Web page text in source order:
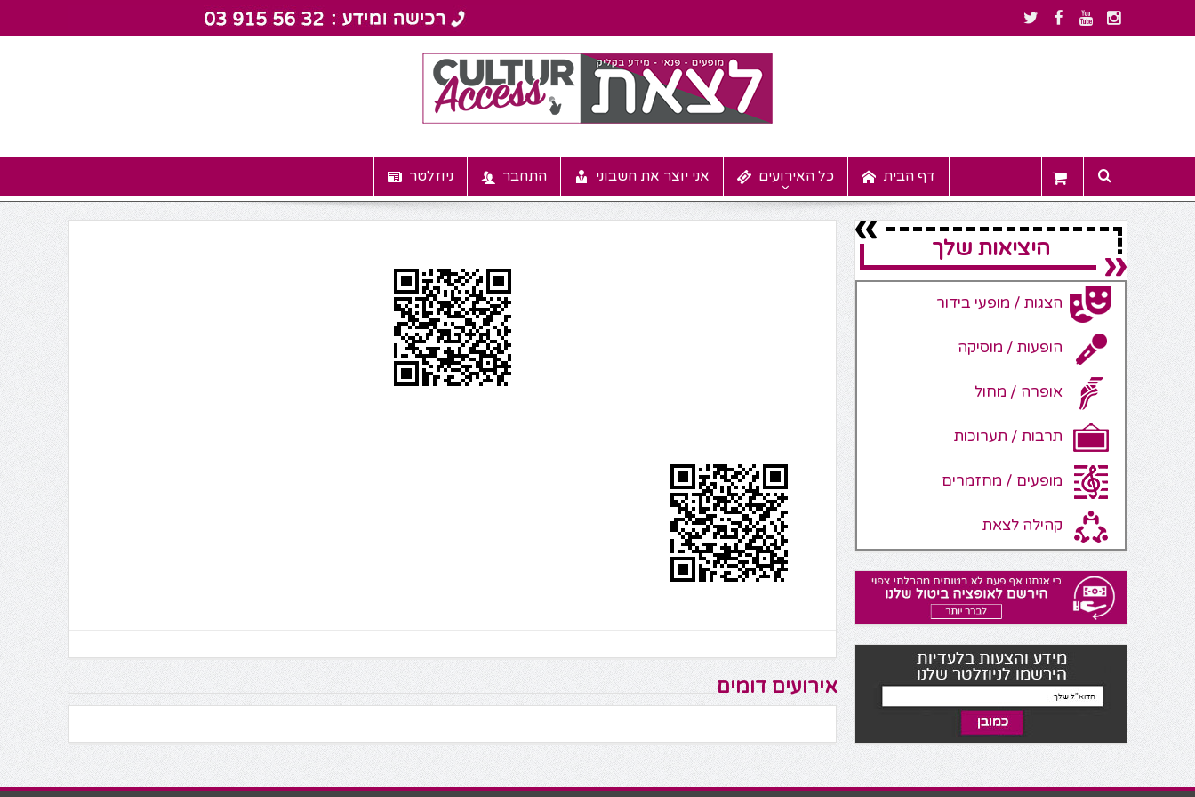
ניוזלטר התחבר אני יוצר את חשבוני כל האירועים דף הבית
אירועים דומים
היציאות שלך
הצגות / מופעי בידור
הופעות / מוסיקה
אופרה / מחול
תרבות / תערוכות
מופעים / מחזמרים
קהילה לצאת